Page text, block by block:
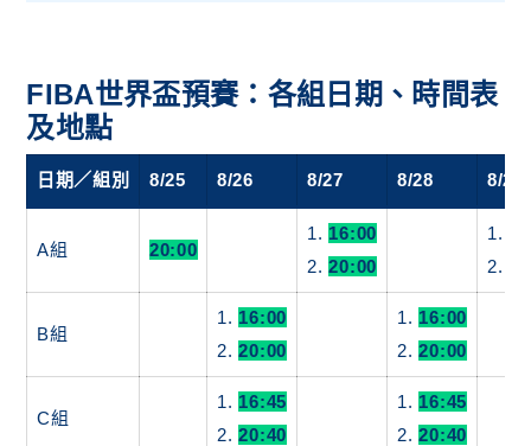
FIBA世界盃預賽：各組日期、時間表
及地點
日期／組別 8/25 8/26 8/27 8/28 8/29
A組 20:00
1. 16:00
2.20:00
1.
2.
B組
1. 16:00
2.20:00
1. 16:00
2.20:00
C組
1. 16:45
2.20:40
1. 16:45
2.20:40